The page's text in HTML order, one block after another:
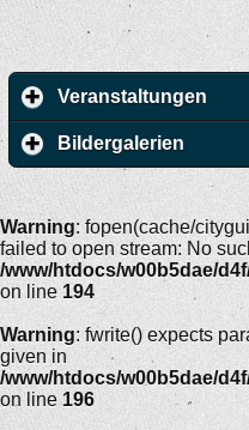
Veranstaltungen
Bildergalerien
Warning: fopen(cache/
failed to open stream: No
/www/htdocs/w00b5dae/
on line 194
Warning: fwrite() expects
given in
/www/htdocs/w00b5dae/
on line 196